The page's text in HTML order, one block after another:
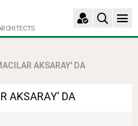
AKSARAY' DA
AKSARAY' DA